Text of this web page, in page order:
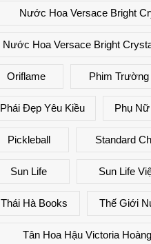
Nước Hoa Versace Bright
Nước Hoa Versace Bright
Oriflame Phim Trường
Phái Đẹp Yêu Kiều Phụ
Pickleball Standard
Sun Life Sun Life
Thái Hà Books Thế Giới
Tân Hoa Hậu Victoria